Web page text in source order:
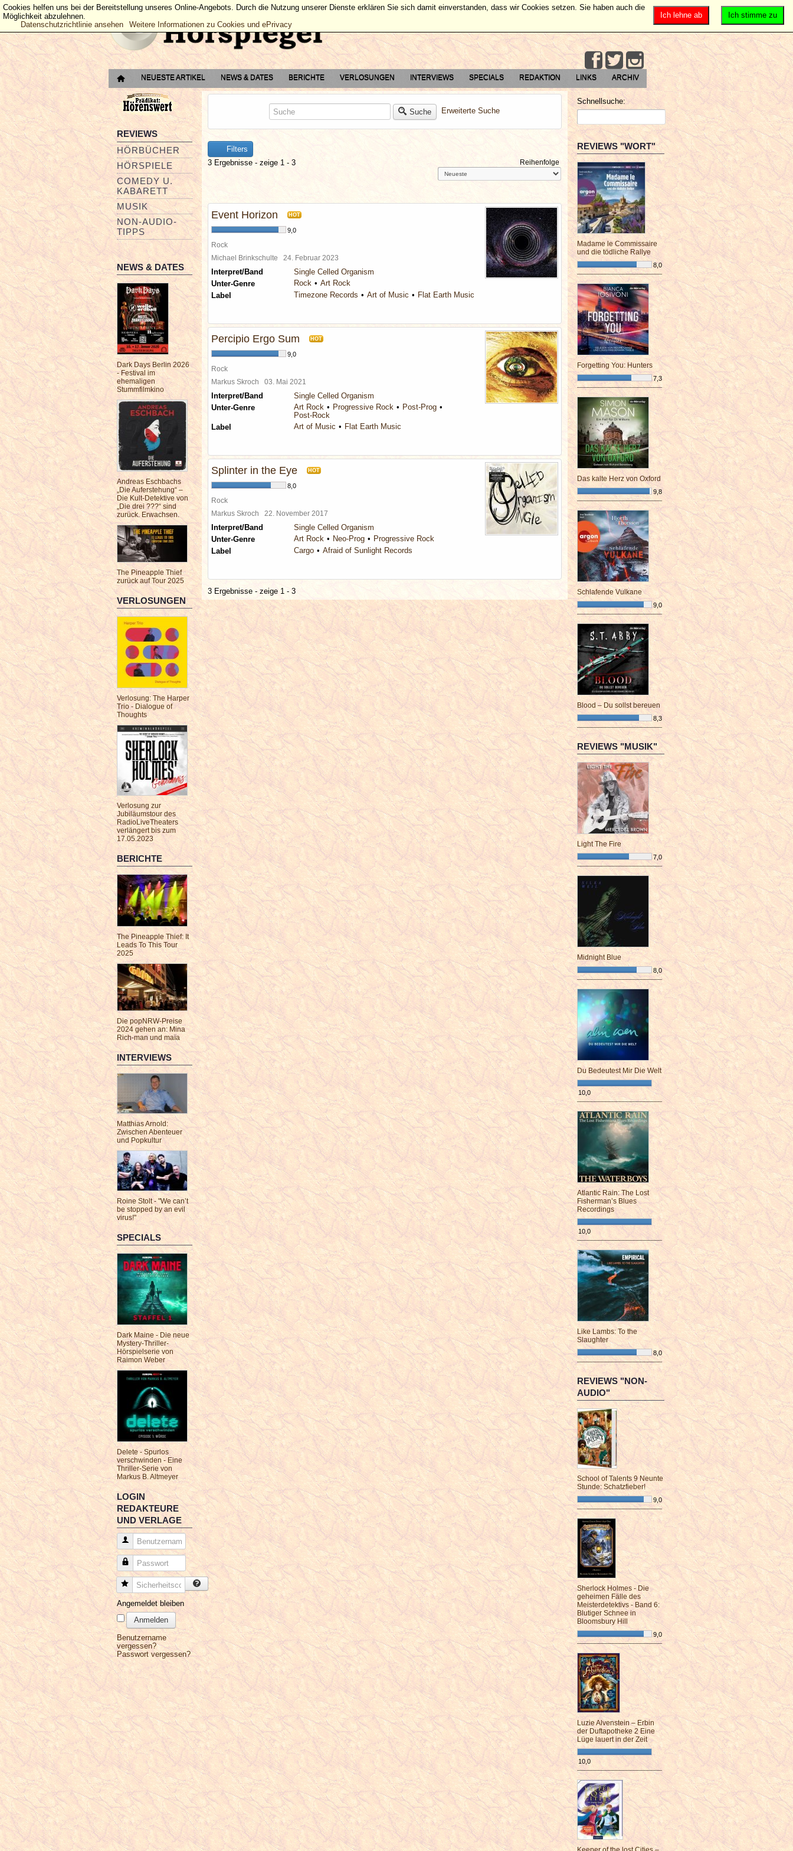
NEUESTE ARTIKEL NEWS & DATES BERICHTE VERLOSUNGEN INTERVIEWS SPECIALS REDAKTION LINKS ARCHIV
REVIEWS
HÖRBÜCHER
HÖRSPIELE
COMEDY U.
KABARETT
MUSIK
NON-AUDIO-
TIPPS
NEWS & DATES
Dark Days Berlin 2026
- Festival im
ehemaligen
Stummfilmkino
Andreas Eschbachs
„Die Auferstehung“ –
Die Kult-Detektive von
„Die drei ???“ sind
zurück. Erwachsen.
The Pineapple Thief
zurück auf Tour 2025
VERLOSUNGEN
Verlosung: The Harper
Trio - Dialogue of
Thoughts
Verlosung zur
Jubiläumstour des
RadioLiveTheaters
verlängert bis zum
17.05.2023
BERICHTE
The Pineapple Thief: It
Leads To This Tour
2025
Die popNRW-Preise
2024 gehen an: Mina
Rich-man und maïa
INTERVIEWS
Matthias Arnold:
Zwischen Abenteuer
und Popkultur
Roine Stolt - "We can’t
be stopped by an evil
virus!"
SPECIALS
Dark Maine - Die neue
Mystery-Thriller-
Hörspielserie von
Raimon Weber
Delete - Spurlos
verschwinden - Eine
Thriller-Serie von
Markus B. Altmeyer
LOGIN
REDAKTEURE
UND VERLAGE
Benutzername
Passwort
Sicherheitscode
Angemeldet bleiben
Anmelden
Benutzername
vergessen?
Passwort vergessen?
Suche Erweiterte Suche
Filters
3 Ergebnisse - zeige 1 - 3
Reihenfolge
Event Horizon HOT
9,0
Rock
Michael Brinkschulte 24. Februar 2023
Interpret/Band
Single Celled Organism
Unter-Genre
Rock
Art Rock
Label
Timezone Records Art of Music Flat Earth Music
Percipio Ergo Sum HOT
9,0
Rock
Markus Skroch 03. Mai 2021
Interpret/Band
Single Celled Organism
Unter-Genre
Art Rock Progressive Rock
Post-Prog
Post-Rock
Label
Art of Music Flat Earth Music
Splinter in the Eye HOT
8,0
Rock
Markus Skroch 22. November 2017
Interpret/Band
Single Celled Organism
Unter-Genre
Art Rock Neo-Prog
Progressive Rock
Label
Cargo Afraid of Sunlight Records
3 Ergebnisse - zeige 1 - 3
Schnellsuche:
REVIEWS "WORT"
Madame le Commissaire
und die tödliche Rallye
8,0
¯¯¯¯¯¯¯¯¯¯¯¯¯¯¯¯¯¯¯¯¯¯¯¯
Forgetting You: Hunters
7,3
¯¯¯¯¯¯¯¯¯¯¯¯¯¯¯¯¯¯¯¯¯¯¯¯
Das kalte Herz von Oxford
9,8
¯¯¯¯¯¯¯¯¯¯¯¯¯¯¯¯¯¯¯¯¯¯¯¯
Schlafende Vulkane
9,0
¯¯¯¯¯¯¯¯¯¯¯¯¯¯¯¯¯¯¯¯¯¯¯¯
Blood – Du sollst bereuen
8,3
¯¯¯¯¯¯¯¯¯¯¯¯¯¯¯¯¯¯¯¯¯¯¯¯
REVIEWS "MUSIK"
Light The Fire
7,0
¯¯¯¯¯¯¯¯¯¯¯¯¯¯¯¯¯¯¯¯¯¯¯¯
Midnight Blue
8,0
¯¯¯¯¯¯¯¯¯¯¯¯¯¯¯¯¯¯¯¯¯¯¯¯
Du Bedeutest Mir Die Welt
10,0
¯¯¯¯¯¯¯¯¯¯¯¯¯¯¯¯¯¯¯¯¯¯¯¯
Atlantic Rain: The Lost
Fisherman’s Blues
Recordings
10,0
¯¯¯¯¯¯¯¯¯¯¯¯¯¯¯¯¯¯¯¯¯¯¯¯
Like Lambs: To the
Slaughter
8,0
¯¯¯¯¯¯¯¯¯¯¯¯¯¯¯¯¯¯¯¯¯¯¯¯
REVIEWS "NON-
AUDIO"
School of Talents 9 Neunte
Stunde: Schatzfieber!
9,0
¯¯¯¯¯¯¯¯¯¯¯¯¯¯¯¯¯¯¯¯¯¯¯¯
Sherlock Holmes - Die
geheimen Fälle des
Meisterdetektivs - Band 6:
Blutiger Schnee in
Bloomsbury Hill
9,0
¯¯¯¯¯¯¯¯¯¯¯¯¯¯¯¯¯¯¯¯¯¯¯¯
Luzie Alvenstein – Erbin
der Duftapotheke 2 Eine
Lüge lauert in der Zeit
10,0
¯¯¯¯¯¯¯¯¯¯¯¯¯¯¯¯¯¯¯¯¯¯¯¯
Ich stimme zu
Ich lehne ab
Cookies helfen uns bei der Bereitstellung unseres Online-Angebots. Durch die Nutzung unserer Dienste erklären Sie sich damit einverstanden, dass wir Cookies setzen. Sie haben auch die
Möglichkeit abzulehnen.
Datenschutzrichtlinie ansehen
Weitere Informationen zu Cookies und ePrivacy